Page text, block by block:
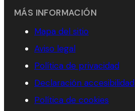
MÁS INFORMACIÓN
Mapa del sitio
Aviso legal
Política de privacidad
Declaración accesibilidad
Política de cookies